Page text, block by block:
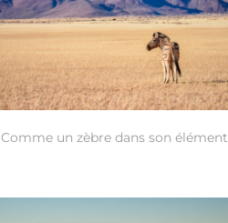
Comme un zèbre dans son élément